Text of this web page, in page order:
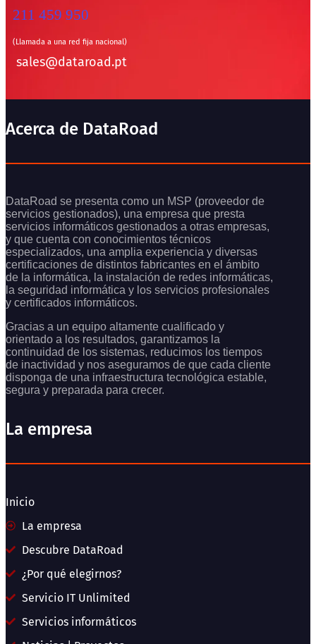
211 459 950
(Llamada a una red fija nacional)
sales@dataroad.pt
Acerca de DataRoad
DataRoad se presenta como un MSP (proveedor de
servicios gestionados), una empresa que presta
servicios informáticos gestionados a otras empresas,
y que cuenta con conocimientos técnicos
especializados, una amplia experiencia y diversas
certificaciones de distintos fabricantes en el ámbito
de la informática, la instalación de redes informáticas,
la seguridad informática y los servicios profesionales
y certificados informáticos.
Gracias a un equipo altamente cualificado y
orientado a los resultados, garantizamos la
continuidad de los sistemas, reducimos los tiempos
de inactividad y nos aseguramos de que cada cliente
disponga de una infraestructura tecnológica estable,
segura y preparada para crecer.
La empresa
Inicio
La empresa
Descubre DataRoad
¿Por qué elegirnos?
Servicio IT Unlimited
Servicios informáticos